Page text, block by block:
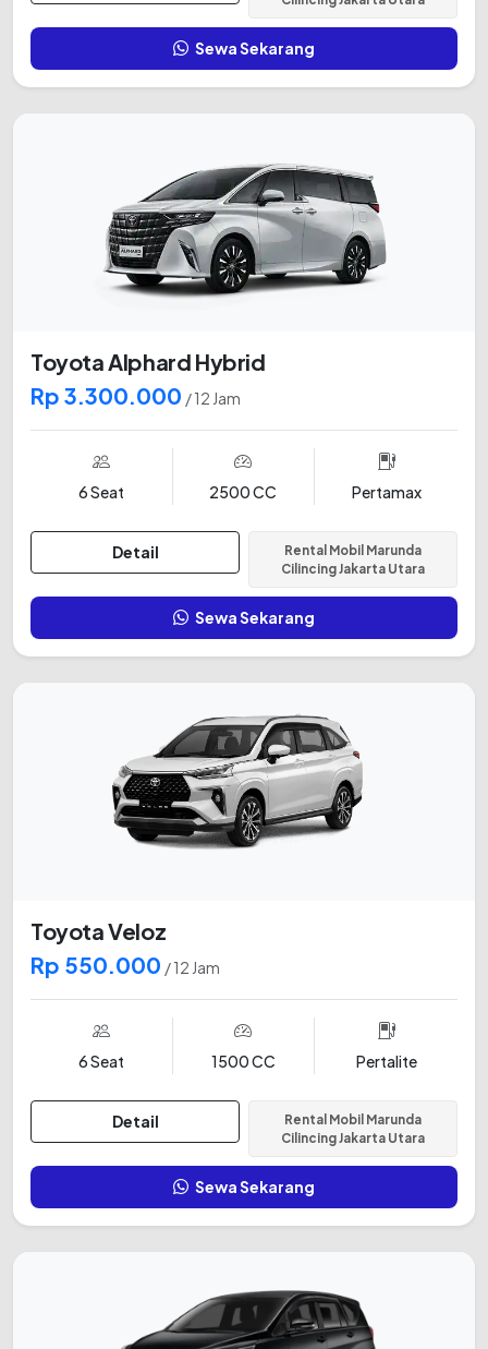
Sewa Sekarang
Toyota Alphard Hybrid
Rp 3.300.000 / 12 Jam
6 Seat 2500 CC Pertamax
Detail
Rental Mobil Marunda
Cilincing Jakarta Utara
Sewa Sekarang
Toyota Veloz
Rp 550.000 / 12 Jam
6 Seat 1500 CC Pertalite
Detail
Rental Mobil Marunda
Cilincing Jakarta Utara
Sewa Sekarang